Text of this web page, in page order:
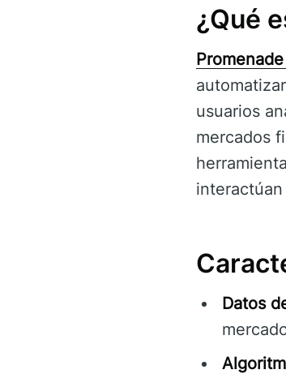
¿Qué
usuarios
mercados
Datos